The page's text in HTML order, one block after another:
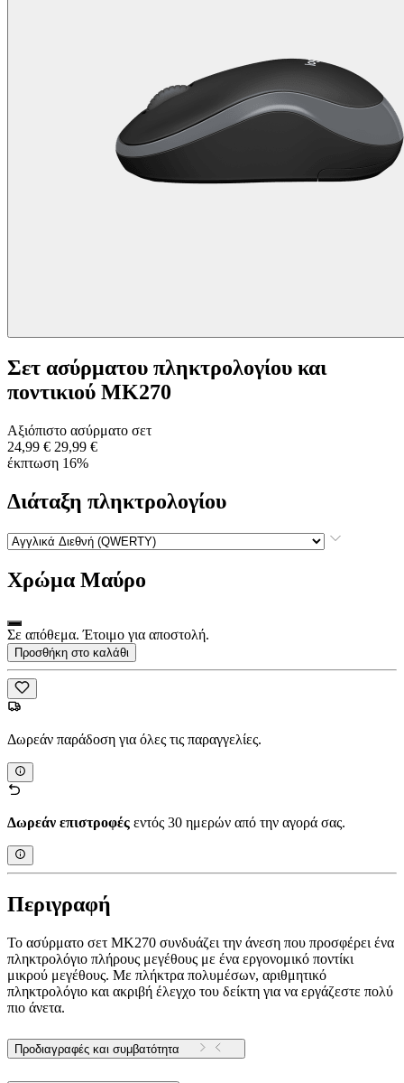
Σετ ασύρματου πληκτρολογίου και
ποντικιού MK270
Αξιόπιστο ασύρματο σετ
24,99 € 29,99 €
έκπτωση 16%
Διάταξη πληκτρολογίου
Χρώμα Μαύρο
Σε απόθεμα. Έτοιμο για αποστολή.
Προσθήκη στο καλάθι
Δωρεάν παράδοση για όλες τις παραγγελίες.
Δωρεάν επιστροφές εντός 30 ημερών από την αγορά σας.
Περιγραφή
Το ασύρματο σετ MK270 συνδυάζει την άνεση που προσφέρει ένα
πληκτρολόγιο πλήρους μεγέθους με ένα εργονομικό ποντίκι
μικρού μεγέθους. Με πλήκτρα πολυμέσων, αριθμητικό
πληκτρολόγιο και ακριβή έλεγχο του δείκτη για να εργάζεστε πολύ
πιο άνετα.
Προδιαγραφές και συμβατότητα